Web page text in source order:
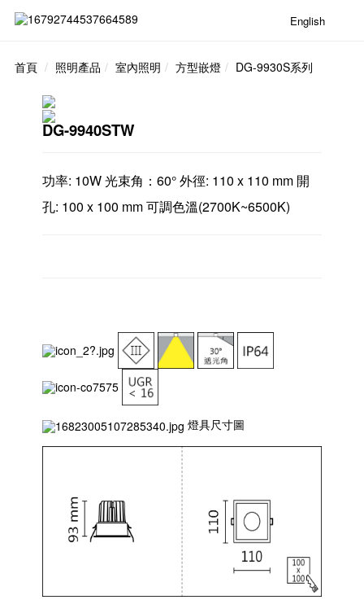
English
首頁 照明產品 室內照明 方型嵌燈 DG-9930S系列
DG-9940STW
功率: 10W 光束角：60° 外徑: 110 x 110 mm 開
孔: 100 x 100 mm 可調色溫(2700K~6500K)
燈具尺寸圖